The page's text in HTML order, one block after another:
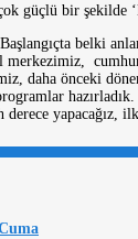
güçlü bir şekilde
belki
merkezimiz,
daha önceki
yapacağız,